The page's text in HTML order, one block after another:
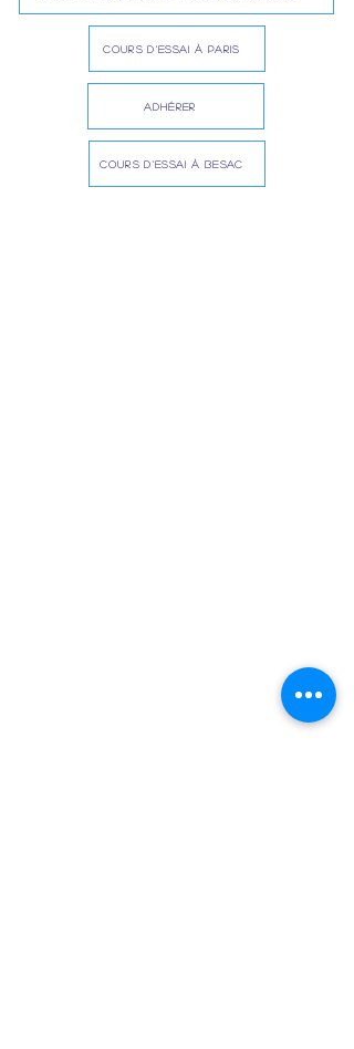
COURS D'ESSAI À PARIS
ADHÉRER
COURS D'ESSAI À BESAC